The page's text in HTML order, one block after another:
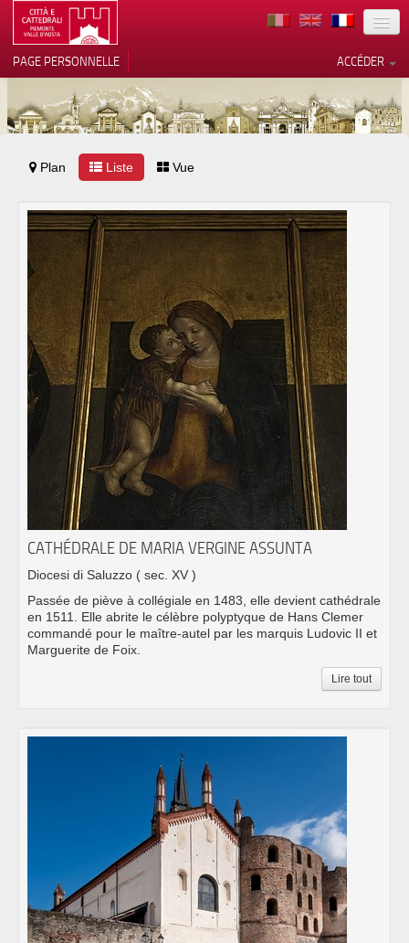
TERRITOIRE
ARCHITECTURE
MUSÉES
EVÉNEMENTS
ACCUEIL
BÉNÉVOLES
CONTACTS
PRESS
ACCÉDER
PAGE PERSONNELLE
Plan Liste Vue
CATHÉDRALE DE MARIA VERGINE ASSUNTA
Diocesi di Saluzzo ( sec. XV )
Passée de piève à collégiale en 1483, elle devient cathédrale
en 1511. Elle abrite le célèbre polyptyque de Hans Clemer
commandé pour le maître-autel par les marquis Ludovic II et
Marguerite de Foix.
Lire tout
Notification lors de la collecte
Vos choix en matière de